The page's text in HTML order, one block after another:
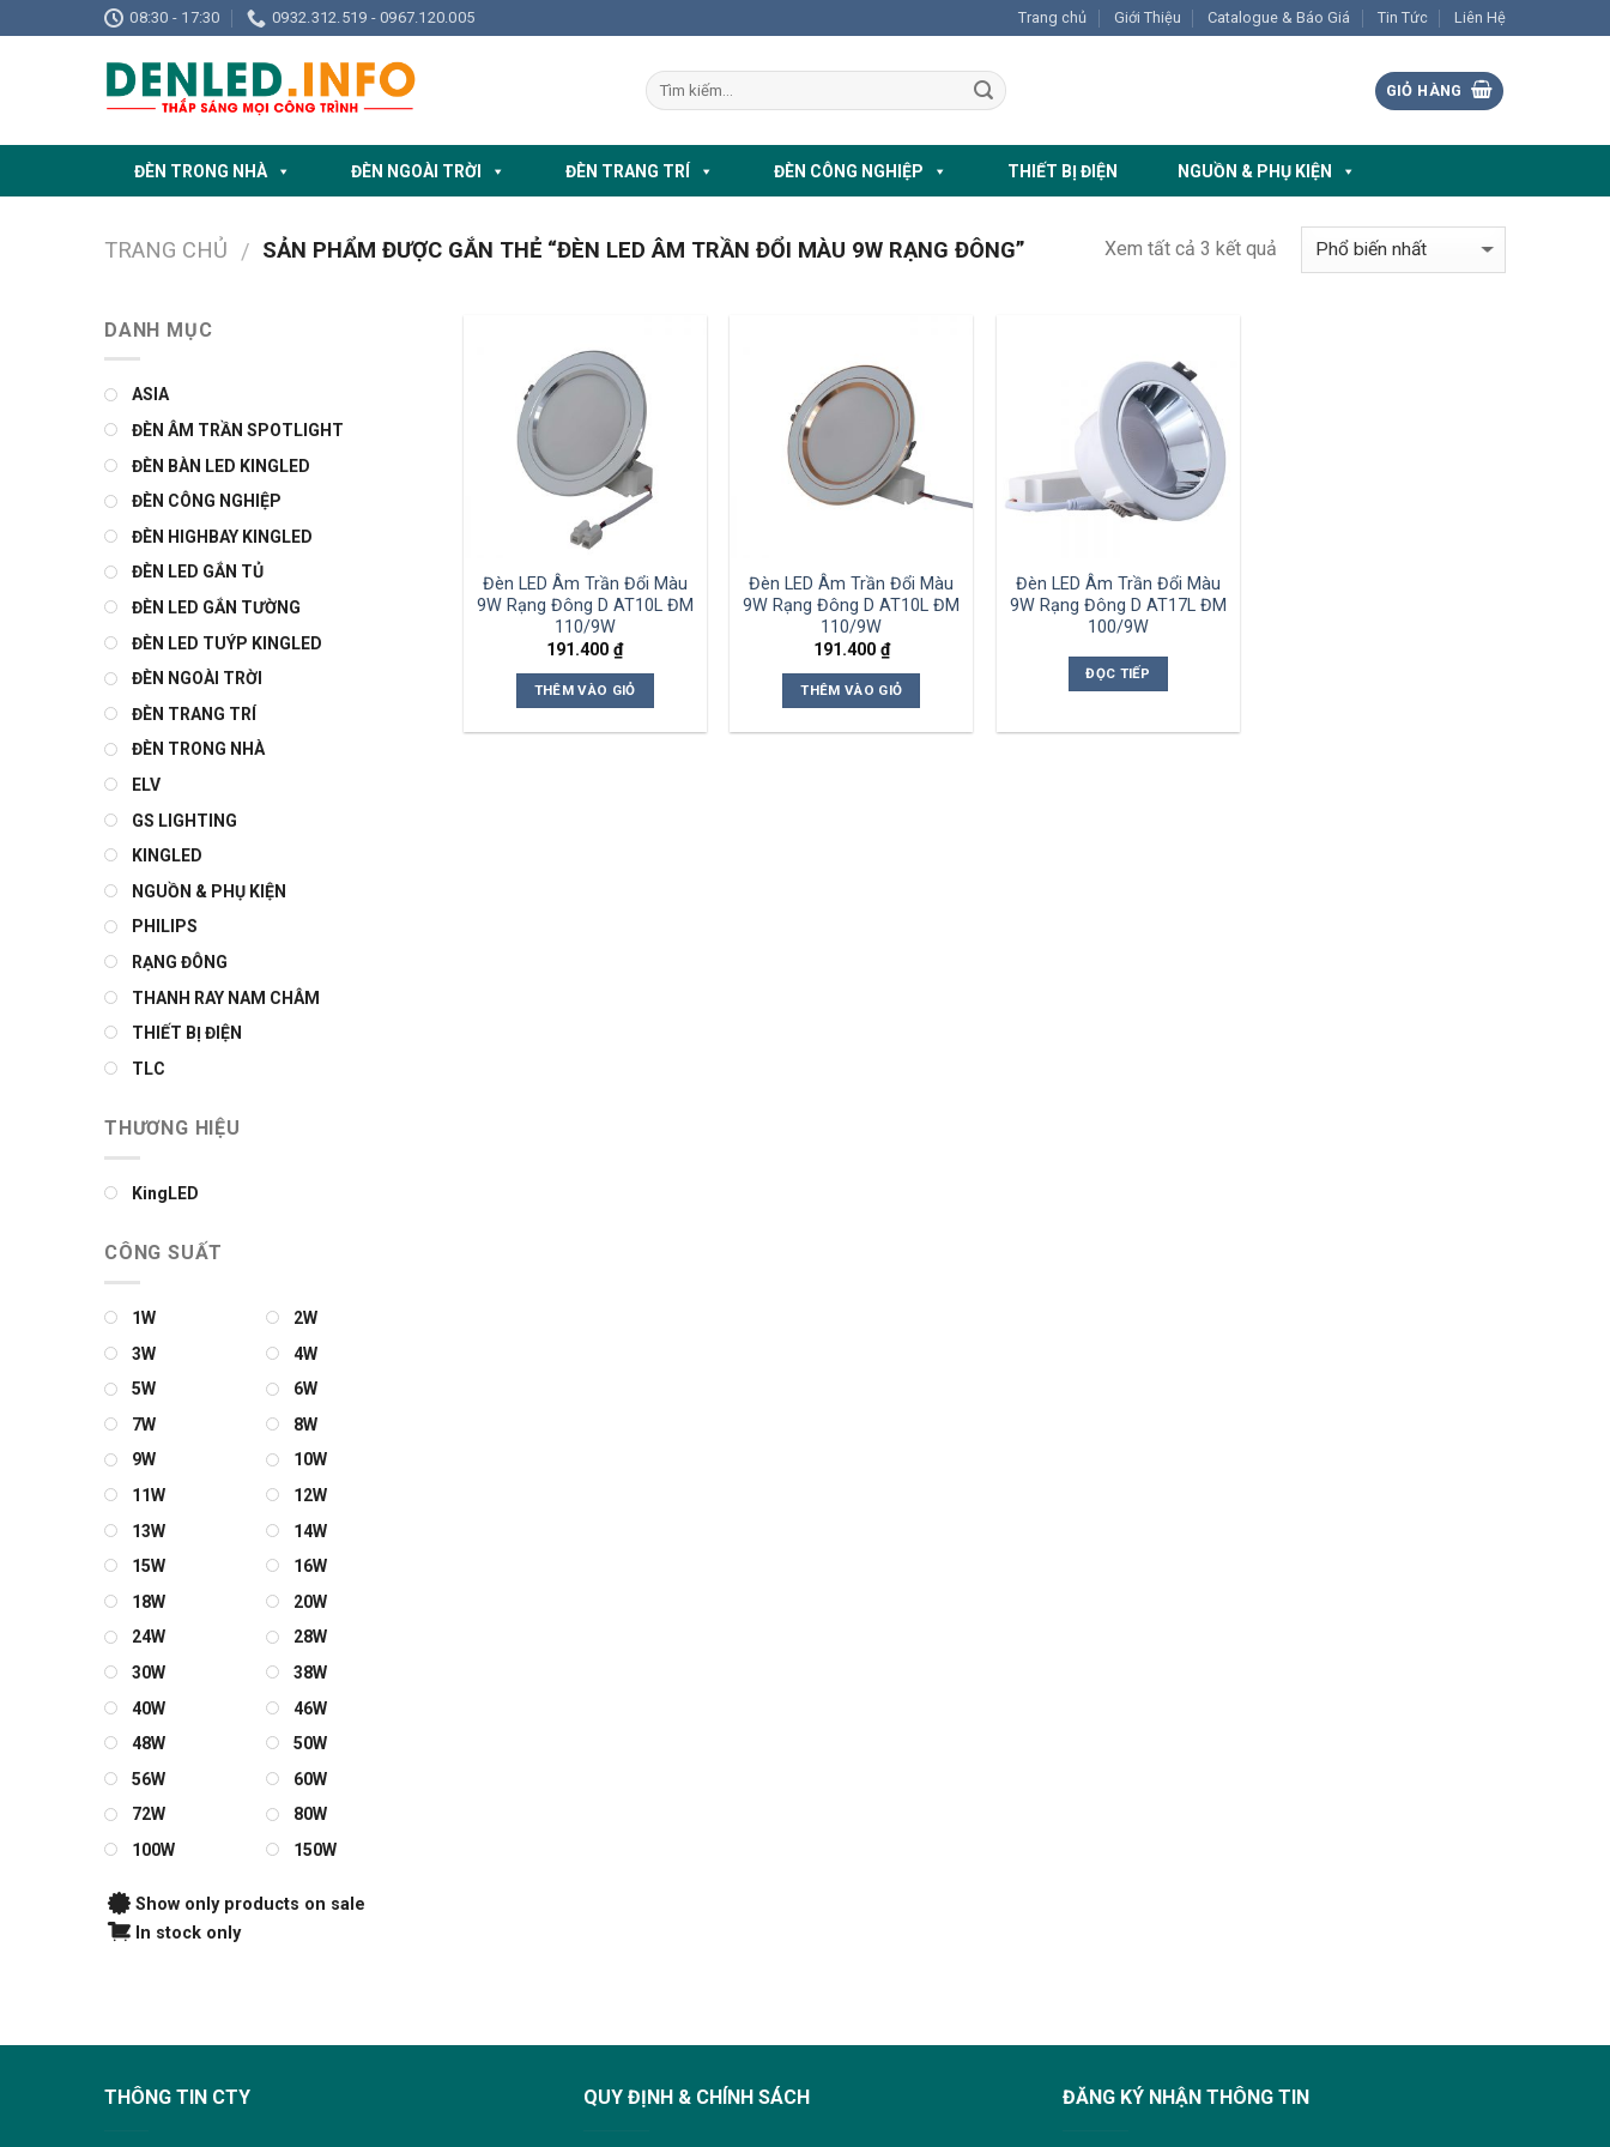
to
08:30 - 17:30 0932.312.519 - 0967.120.005 Trang chủ Giới Thiệu Catalogue & Báo Giá Tin Tức Liên Hệ
GIỎ HÀNG
ĐÈN TRONG NHÀ ĐÈN NGOÀI TRỜI ĐÈN TRANG TRÍ ĐÈN CÔNG NGHIỆP THIẾT BỊ ĐIỆN NGUỒN & PHỤ KIỆN
TRANG CHỦ / SẢN PHẨM ĐƯỢC GẮN THẺ “ĐÈN LED ÂM TRẦN ĐỔI MÀU 9W RẠNG ĐÔNG” Xem tất cả 3 kết quả
DANH MỤC
ASIA
ĐÈN ÂM TRẦN SPOTLIGHT
ĐÈN BÀN LED KINGLED
ĐÈN CÔNG NGHIỆP
ĐÈN HIGHBAY KINGLED
ĐÈN LED GẮN TỦ
ĐÈN LED GẮN TƯỜNG
ĐÈN LED TUÝP KINGLED
ĐÈN NGOÀI TRỜI
ĐÈN TRANG TRÍ
ĐÈN TRONG NHÀ
ELV
GS LIGHTING
KINGLED
NGUỒN & PHỤ KIỆN
PHILIPS
RẠNG ĐÔNG
THANH RAY NAM CHÂM
THIẾT BỊ ĐIỆN
TLC
THƯƠNG HIỆU
KingLED
CÔNG SUẤT
1W
2W
3W
4W
5W
6W
7W
8W
9W
10W
11W
12W
13W
14W
15W
16W
18W
20W
24W
28W
30W
38W
40W
46W
48W
50W
56W
60W
72W
80W
100W
150W
Show only products on sale
In stock only
Đèn LED Âm Trần Đổi Màu
9W Rạng Đông D AT10L ĐM
110/9W
191.400₫
THÊM VÀO GIỎ
Đèn LED Âm Trần Đổi Màu
9W Rạng Đông D AT10L ĐM
110/9W
191.400 ₫
THÊM VÀO GIỎ
Đèn LED Âm Trần Đổi Màu
9W Rạng Đông D AT17L ĐM
100/9W
ĐỌC TIẾP
THÔNG TIN CTY QUY ĐỊNH & CHÍNH SÁCH ĐĂNG KÝ NHẬN THÔNG TIN